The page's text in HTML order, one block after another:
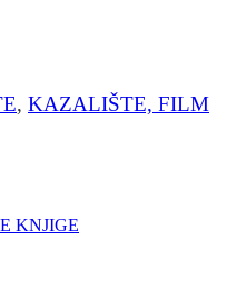
, KAZALIŠTE, FILM
KNJIGE